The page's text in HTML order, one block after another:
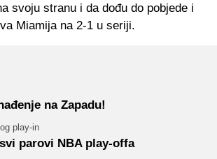
svoju stranu i da dođu do pobjede i
Miamija na 2-1 u seriji.
na Zapadu!
play-in
parovi NBA play-offa